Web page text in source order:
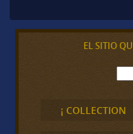
EL SITIO
B
u
c
a
¡ COLLECTION